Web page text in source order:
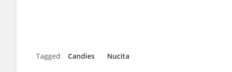
Tagged Candies Nucita